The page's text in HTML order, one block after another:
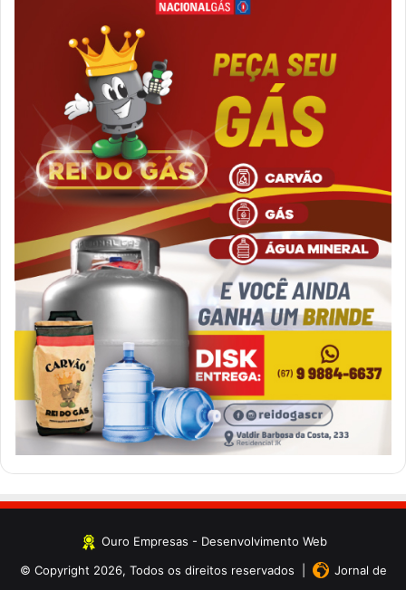
Ouro Empresas - Desenvolvimento Web
© Copyright 2026, Todos os direitos reservados |
Jornal de